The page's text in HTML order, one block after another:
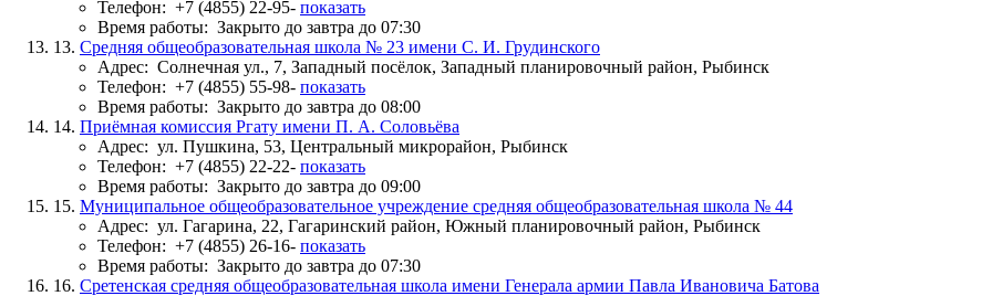
Телефон: +7 (4855) 22-95- показать
Время работы: Закрыто до завтра до 07:30
13. Средняя общеобразовательная школа № 23 имени С. И. Грудинского
Адрес: Солнечная ул., 7, Западный посёлок, Западный планировочный район, Рыбинск
Телефон: +7 (4855) 55-98- показать
Время работы: Закрыто до завтра до 08:00
14. Приёмная комиссия Ргату имени П. А. Соловьёва
Адрес: ул. Пушкина, 53, Центральный микрорайон, Рыбинск
Телефон: +7 (4855) 22-22- показать
Время работы: Закрыто до завтра до 09:00
15. Муниципальное общеобразовательное учреждение средняя общеобразовательная школа № 44
Адрес: ул. Гагарина, 22, Гагаринский район, Южный планировочный район, Рыбинск
Телефон: +7 (4855) 26-16- показать
Время работы: Закрыто до завтра до 07:30
16. Сретенская средняя общеобразовательная школа имени Генерала армии Павла Ивановича Батова